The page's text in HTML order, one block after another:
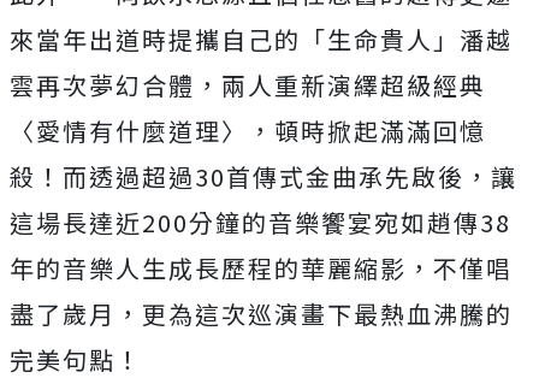
來當年出道時提攜自己的「生命貴人」潘越
雲再次夢幻合體，兩人重新演繹超級經典
〈愛情有什麼道理〉，頓時掀起滿滿回憶
殺！而透過超過30首傳式金曲承先啟後，讓
這場長達近200分鐘的音樂饗宴宛如趙傳38
年的音樂人生成長歷程的華麗縮影，不僅唱
盡了歲月，更為這次巡演畫下最熱血沸騰的
完美句點！